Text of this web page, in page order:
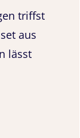
triffst
aus
lässt